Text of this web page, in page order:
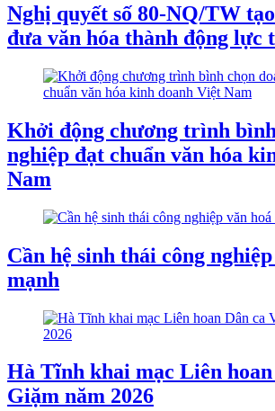
Nghị quyết số 80-NQ/TW
đưa văn hóa thành động lực
Khởi động chương trình
nghiệp đạt chuẩn văn hóa
Nam
Cần hệ sinh thái công
mạnh
Hà Tĩnh khai mạc Liên
Giặm năm 2026